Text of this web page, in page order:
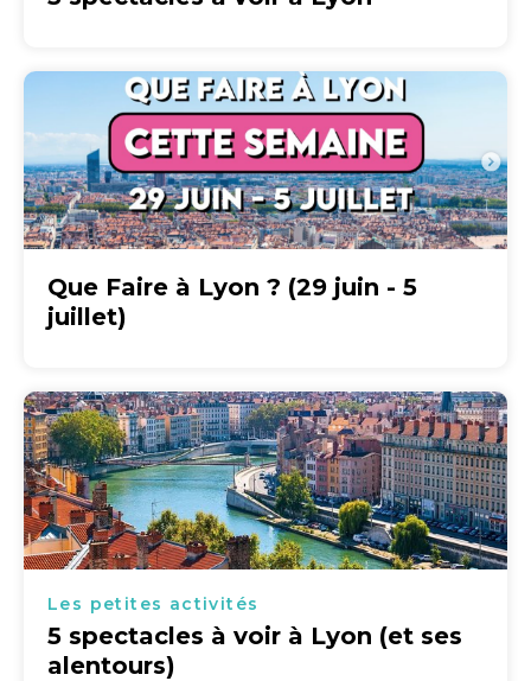
Que Faire à Lyon ? (29 juin - 5
juillet)
Les petites activités
5 spectacles à voir à Lyon (et ses
alentours)